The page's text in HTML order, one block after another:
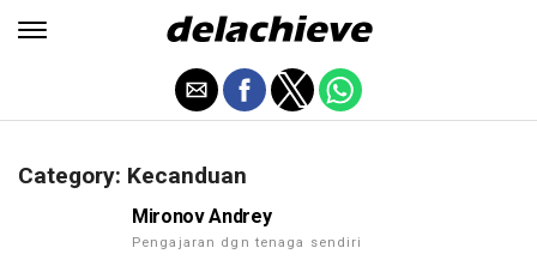
Category: Kecanduan
Mironov Andrey
Pengajaran dgn tenaga sendiri